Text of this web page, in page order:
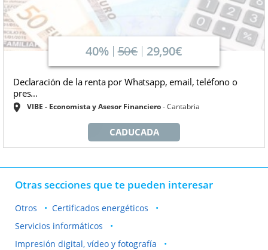
40% 50€ 29,90€
Declaración de la renta por Whatsapp, email, teléfono o
pres...
VIBE - Economista y Asesor Financiero Cantabria
CADUCADA
Otras secciones que te pueden interesar
Otros
Certificados energéticos
Servicios informáticos
Impresión digital, vídeo y fotografía